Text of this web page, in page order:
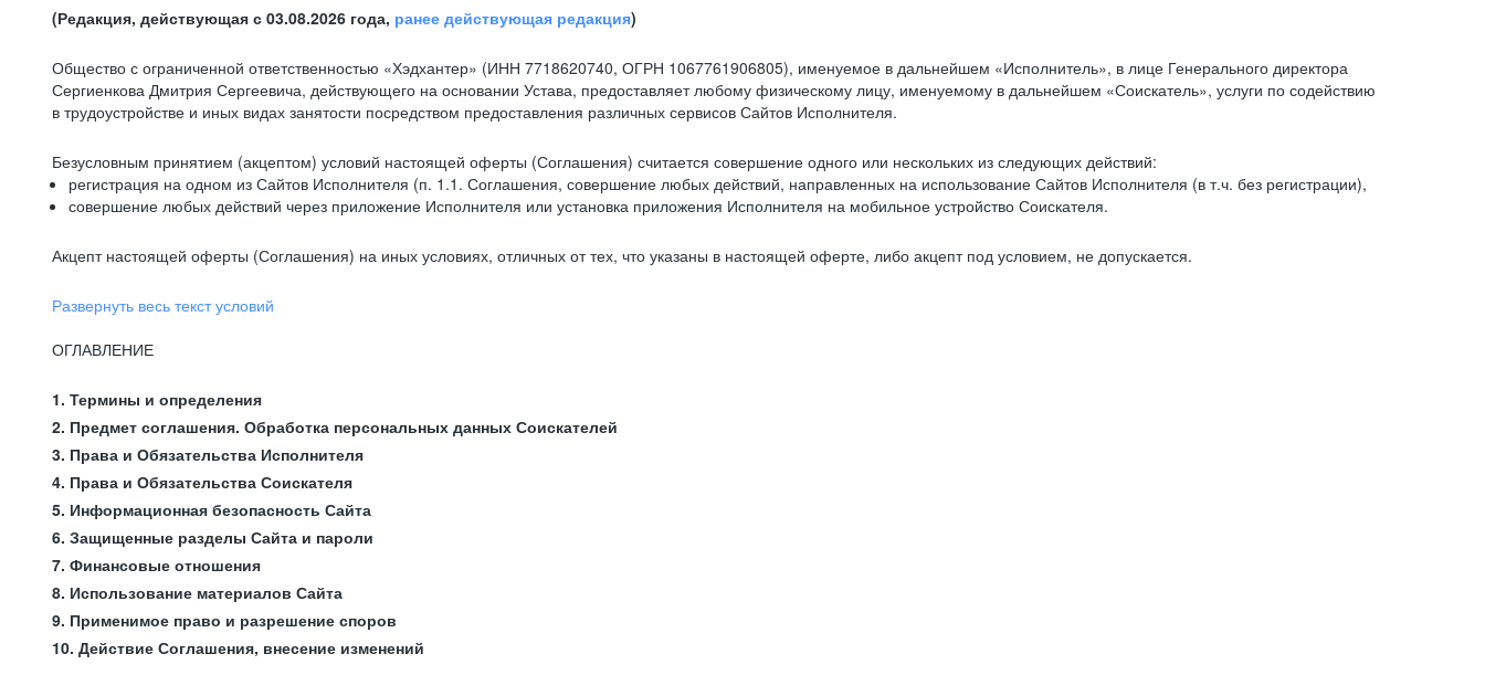
(Редакция, действующая с 03.08.2026 года, ранее действующая редакция)
Общество с ограниченной ответственностью «Хэдхантер» (ИНН 7718620740, ОГРН 1067761906805), именуемое в дальнейшем «Исполнитель», в лице Генерального директора
Сергиенкова Дмитрия Сергеевича, действующего на основании Устава, предоставляет любому физическому лицу, именуемому в дальнейшем «Соискатель», услуги по содействию
в трудоустройстве и иных видах занятости посредством предоставления различных сервисов Сайтов Исполнителя.
Безусловным принятием (акцептом) условий настоящей оферты (Соглашения) считается совершение одного или нескольких из следующих действий:
регистрация на одном из Сайтов Исполнителя (п. 1.1. Соглашения, совершение любых действий, направленных на использование Сайтов Исполнителя (в т.ч. без регистрации),
совершение любых действий через приложение Исполнителя или установка приложения Исполнителя на мобильное устройство Соискателя.
Акцепт настоящей оферты (Соглашения) на иных условиях, отличных от тех, что указаны в настоящей оферте, либо акцепт под условием, не допускается.
Развернуть весь текст условий
ОГЛАВЛЕНИЕ
1. Термины и определения
2. Предмет соглашения. Обработка персональных данных Соискателей
3. Права и Обязательства Исполнителя
4. Права и Обязательства Соискателя
5. Информационная безопасность Сайта
6. Защищенные разделы Сайта и пароли
7. Финансовые отношения
8. Использование материалов Сайта
9. Применимое право и разрешение споров
10. Действие Соглашения, внесение изменений